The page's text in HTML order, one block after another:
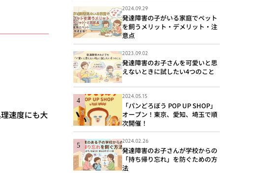
速度にも大
2024.09.29
発達障害の子がいる家庭でペット
を飼うメリット・デメリット・注
意点
2023.09.02
発達障害のお子さんを可愛いと思
えないときに試したい4つのこと
2024.05.15
「パンどろぼう POP UP SHOP」
オープン！東京、愛知、埼玉で順
次開催！
2024.02.26
発達障害のお子さんが学校からの
「持ち帰り忘れ」を防ぐための方
法